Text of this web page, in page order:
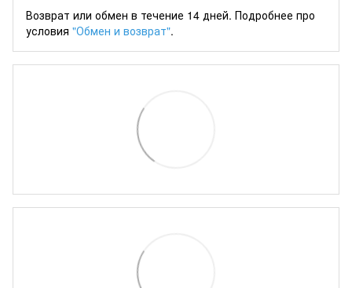
Возврат или обмен в течение 14 дней. Подробнее про
условия "Обмен и возврат".